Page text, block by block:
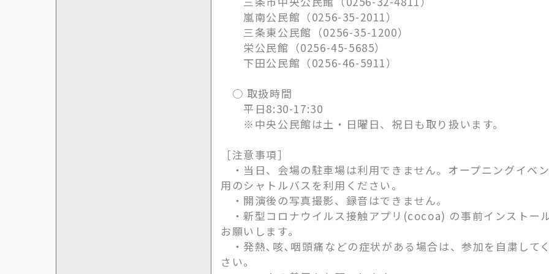
嵐南公民館（0256-35-2011）
三条東公民館（0256-35-1200）
栄公民館（0256-45-5685）
下田公民館（0256-46-5911）
○ 取扱時間
平日8:30-17:30
※中央公民館は土・日曜日、祝日も取り扱います。
［注意事項］
・当日、会場の駐車場は利用できません。オープニングイベ
用のシャトルバスを利用ください。
・開演後の写真撮影、録音はできません。
・新型コロナウイルス接触アプリ(cocoa) の事前インストー
お願いします。
・発熱､咳､咽頭痛などの症状がある場合は、参加を自粛して
さい。